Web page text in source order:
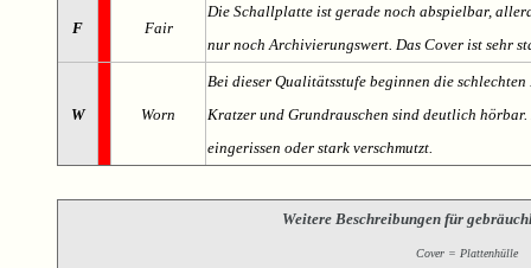
F Fair
Die Schallplatte ist gerade noch abspielbar,
nur noch Archivierungswert. Das Cover ist sehr
W Worn
Bei dieser Qualitätsstufe beginnen die
Kratzer und Grundrauschen sind deutlich
eingerissen oder stark verschmutzt.
Weitere Beschreibungen für
Cover = Plattenhülle